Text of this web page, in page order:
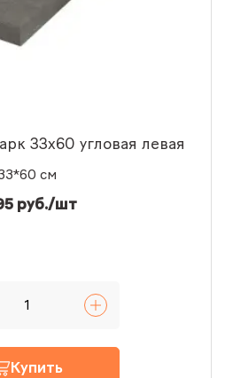
33x60 угловая левая
см
руб./шт
Купить